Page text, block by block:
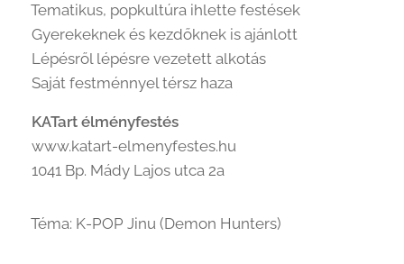
✔️ Tematikus, popkultúra ihlette festések
✔️ Gyerekeknek és kezdőknek is ajánlott
✔️ Lépésről lépésre vezetett alkotás
✔️ Saját festménnyel térsz haza
KATart élményfestés
🌐 www.katart-elmenyfestes.hu
📍 1041 Bp. Mády Lajos utca 2a
🖼️ Téma: K-POP Jinu (Demon Hunters)